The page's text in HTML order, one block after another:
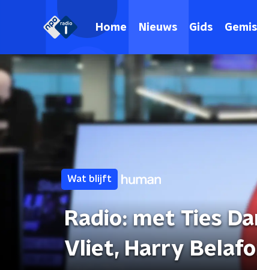
Home Nieuws Gids
Wat blijft
Radio: met Ties
Vliet, Harry